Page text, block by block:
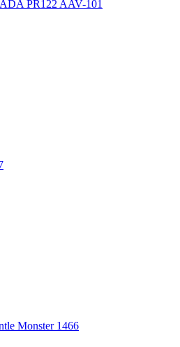
PR122 AAV-101
Monster 1466